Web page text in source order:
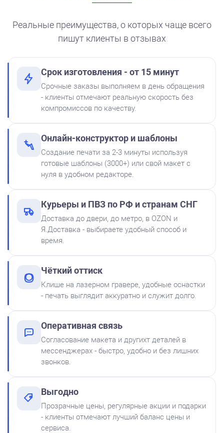
от 550
Печать ИП № Р56
Заказать
от 600
Заказать
от 550
Печать ИП № Р169
250
Краска на водной основе
Shiny S-62 КРАСНАЯ 28ml
300
Shiny SP-2F 88х57мм
500
Краска на водной основе
300
Краска на водной основе
Shiny S-65 ЗЕЛЕНАЯ 28ml
Реальные преимущества, о которых чаще всего
пишут клиенты в отзывах
Срок изготовления - от 15 минут
Срочные заказы выполняем в день обращения
- клиенты отмечают реальную скорость без
компромиссов по качеству.
Онлайн-конструктор и шаблоны
Создание печати за 2-3 минуты используя
готовые шаблоны (3000+) или свой макет с
нуля в удобном редакторе.
Курьеры и ПВЗ по РФ и странам СНГ
Доставка до двери, до метро, в OZON и
Я.Доставка - выбираете удобный способ и
время.
Чёткий оттиск
Клише на лазерном гравере, удобные оснастки
- печать выглядит аккуратно и служит долго.
Оперативная связь
Согласование макета и другихт деталей в
мессенджерах - быстро, удобно и без лишних
звонков.
Выгодно
Прозрачные цены, регулярные акции и подарки
- клиенты отмечают лучший баланс цены и
сервиса.